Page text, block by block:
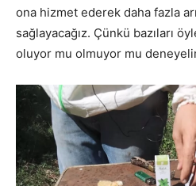
ona hizmet ederek daha fazla
sağlayacağız. Çünkü bazıları
oluyor mu olmuyor mu